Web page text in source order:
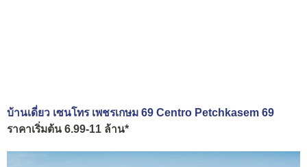
บ้านเดี่ยว เซนโทร เพชรเกษม 69 Centro Petchkasem 69
ราคาเริ่มต้น 6.99-11 ล้าน*